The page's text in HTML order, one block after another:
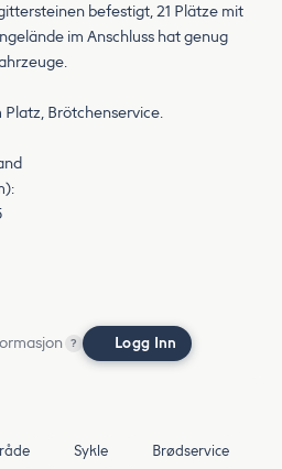
befestigt, 21 Plätze mit
im Anschluss hat genug
Brötchenservice.
? Logg Inn
Sykle
Brødservice